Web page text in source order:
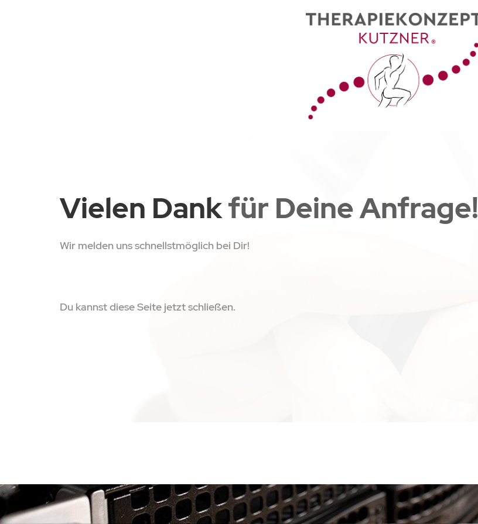
Vielen Dankfür Deine Anfrage!
Wir melden uns schnellstmöglich bei Dir!
Du kannst diese Seite jetzt schließen.